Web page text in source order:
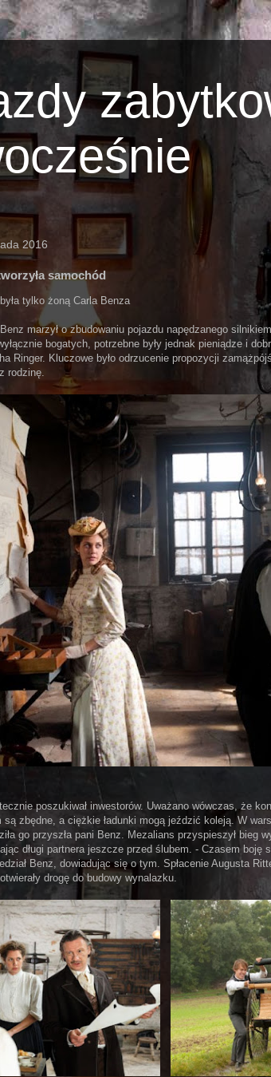
2016
samochód
tylko żoną Carla Benza
marzył o zbudowaniu pojazdu napędzanego
bogatych, potrzebne były jednak pieniądze i
Ringer. Kluczowe było odrzucenie propozycji
rodzinę.
poszukiwał inwestorów. Uważano wówczas, że
są zbędne, a ciężkie ładunki mogą jeździć koleją. W
go przyszła pani Benz. Mezalians przyspieszył bieg
długi partnera jeszcze przed ślubem. - Czasem boję
Benz, dowiadując się o tym. Spłacenie Augusta
drogę do budowy wynalazku.